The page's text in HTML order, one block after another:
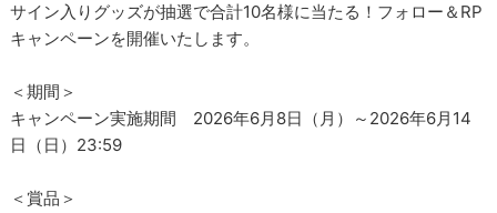
サイン入りグッズが抽選で合計10名様に当たる！フォロー＆RP
キャンペーンを開催いたします。
＜期間＞
キャンペーン実施期間 2026年6月8日（月）～2026年6月14
日（日）23:59
＜賞品＞